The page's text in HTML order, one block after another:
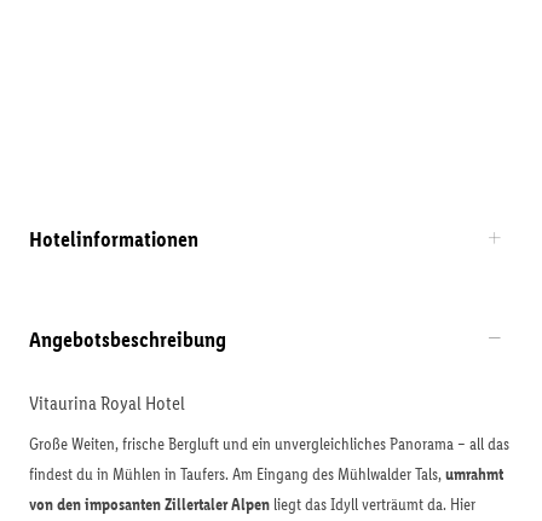
Hotelinformationen
Angebotsbeschreibung
Vitaurina Royal Hotel
Große Weiten, frische Bergluft und ein unvergleichliches Panorama – all das
findest du in Mühlen in Taufers. Am Eingang des Mühlwalder Tals,umrahmt
von den imposanten Zillertaler Alpen liegt das Idyll verträumt da. Hier